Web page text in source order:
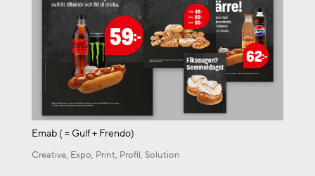
Emab ( = Gulf + Frendo)
Creative, Expo, Print, Profil, Solution